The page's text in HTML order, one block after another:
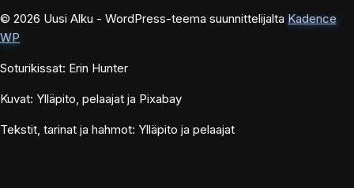
© 2026 Uusi Alku - WordPress-teema suunnittelijalta Kadence
WP
Soturikissat: Erin Hunter
Kuvat: Ylläpito, pelaajat ja Pixabay
Tekstit, tarinat ja hahmot: Ylläpito ja pelaajat